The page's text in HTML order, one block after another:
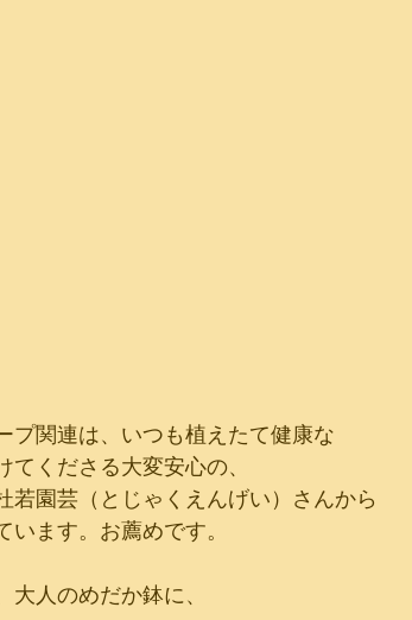
プ関連は、いつも植えたて健康な
てくださる大変安心の、
若園芸（とじゃくえんげい）さんから
います。お薦めです。
大人のめだか鉢に、